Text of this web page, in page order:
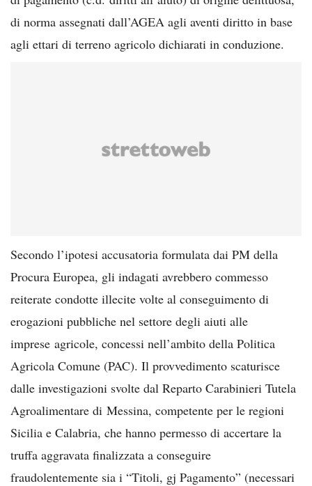
di norma assegnati dall’AGEA agli aventi diritto in base
agli ettari di terreno agricolo dichiarati in conduzione.
Secondo l’ipotesi accusatoria formulata dai PM della
Procura Europea, gli indagati avrebbero commesso
reiterate condotte illecite volte al conseguimento di
erogazioni pubbliche nel settore degli aiuti alle
imprese agricole, concessi nell’ambito della Politica
Agricola Comune (PAC). Il provvedimento scaturisce
dalle investigazioni svolte dal Reparto Carabinieri Tutela
Agroalimentare di Messina, competente per le regioni
Sicilia e Calabria, che hanno permesso di accertare la
truffa aggravata finalizzata a conseguire
fraudolentemente sia i “Titoli, gj Pagamento” (necessari